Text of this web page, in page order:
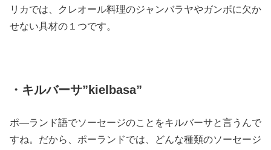
リカでは、クレオール料理のジャンバラヤやガンボに欠か
せない具材の１つです。
・キルバーサ”kielbasa”
ポ―ランド語でソーセージのことをキルバーサと言うんで
すね。だから、ポーランドでは、どんな種類のソーセージ